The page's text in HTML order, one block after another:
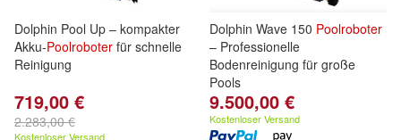
Dolphin Pool Up – kompakter
Akku-Poolroboter für schnelle
Reinigung
719,00 €
2.283,00 €
Kostenloser Versand
Dolphin Wave 150 Poolroboter
– Professionelle
Bodenreinigung für große
Pools
9.500,00 €
Kostenloser Versand